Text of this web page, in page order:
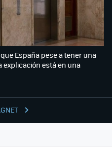
España pese a tener una
explicación está en una